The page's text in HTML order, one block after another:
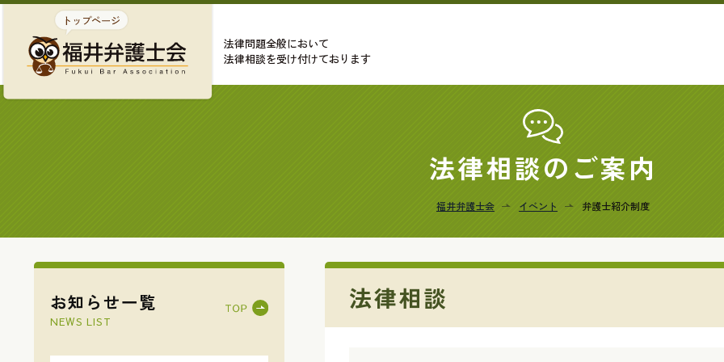
法律問題全般において
法律相談を受け付けております
法律相談のご案内
福井弁護士会 イベント 弁護士紹介制度
お知らせ一覧
NEWS LIST
法律相談